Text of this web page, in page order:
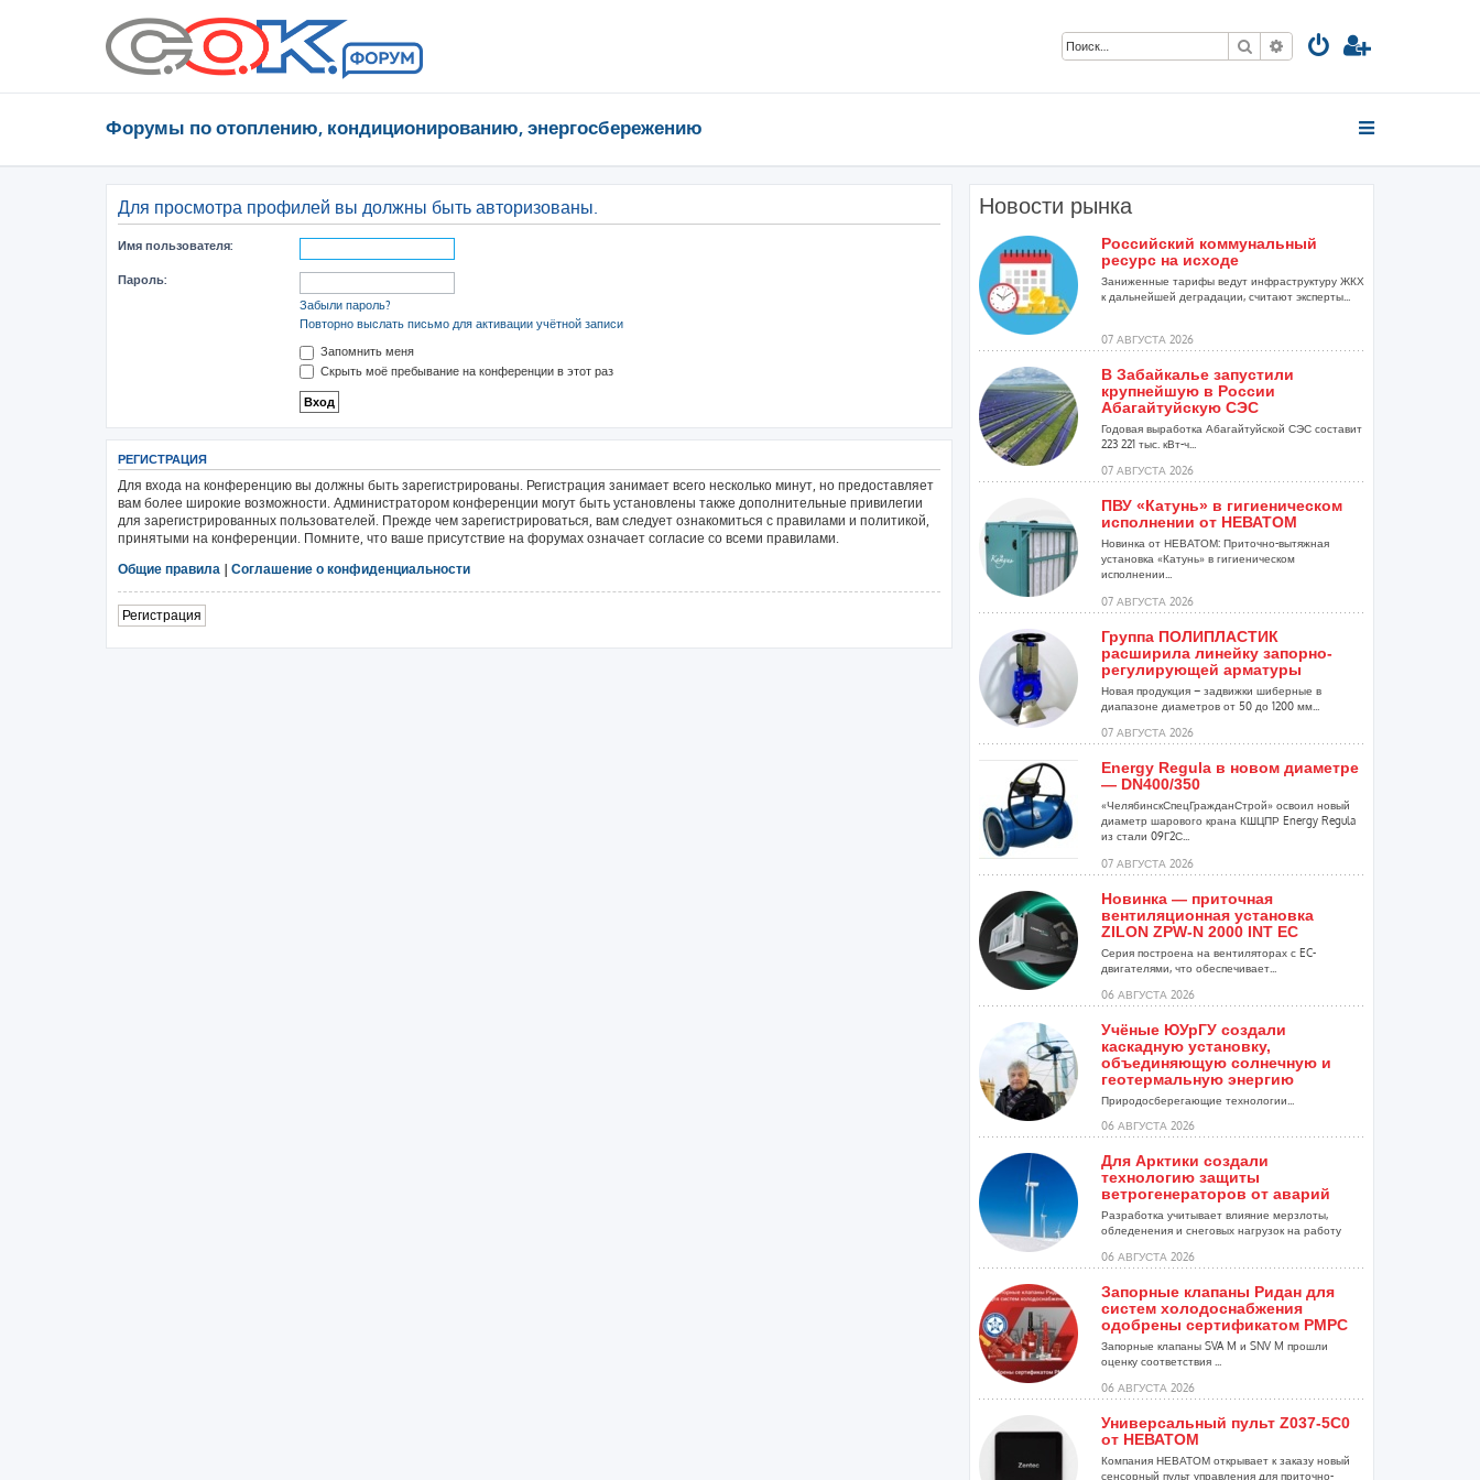
Поиск Расширенный поиск
Форумы по отоплению, кондиционированию, энергосбережению
Для просмотра профилей вы должны быть авторизованы.
Имя пользователя:
Пароль:
Забыли пароль?
Повторно выслать письмо для активации учётной записи
Запомнить меня
Скрыть моё пребывание на конференции в этот раз
РЕГИСТРАЦИЯ
Для входа на конференцию вы должны быть зарегистрированы. Регистрация занимает всего несколько минут, но предоставляет
вам более широкие возможности. Администратором конференции могут быть установлены также дополнительные привилегии
для зарегистрированных пользователей. Прежде чем зарегистрироваться, вам следует ознакомиться с правилами и политикой,
принятыми на конференции. Помните, что ваше присутствие на форумах означает согласие со всеми правилами.
Общие правила | Соглашение о конфиденциальности
Регистрация
Новости рынка
Российский коммунальный
ресурс на исходе
Заниженные тарифы ведут инфраструктуру ЖКХ
к дальнейшей деградации, считают эксперты...
07 АВГУСТА 2026
В Забайкалье запустили
крупнейшую в России
Абагайтуйскую СЭС
Годовая выработка Абагайтуйской СЭС составит
223 221 тыс. кВт-ч...
07 АВГУСТА 2026
ПВУ «Катунь» в гигиеническом
исполнении от НЕВАТОМ
Новинка от НЕВАТОМ: Приточно-вытяжная
установка «Катунь» в гигиеническом
исполнении...
07 АВГУСТА 2026
Группа ПОЛИПЛАСТИК
расширила линейку запорно-
регулирующей арматуры
Новая продукция – задвижки шиберные в
диапазоне диаметров от 50 до 1200 мм...
07 АВГУСТА 2026
Energy Regula в новом диаметре
— DN400/350
«ЧелябинскСпецГражданСтрой» освоил новый
диаметр шарового крана КШЦПР Energy Regula
из стали 09Г2С...
07 АВГУСТА 2026
Новинка — приточная
вентиляционная установка
ZILON ZPW-N 2000 INT EC
Серия построена на вентиляторах с EC-
двигателями, что обеспечивает...
06 АВГУСТА 2026
Учёные ЮУрГУ создали
каскадную установку,
объединяющую солнечную и
геотермальную энергию
Природосберегающие технологии...
06 АВГУСТА 2026
Для Арктики создали
технологию защиты
ветрогенераторов от аварий
Разработка учитывает влияние мерзлоты,
обледенения и снеговых нагрузок на работу
06 АВГУСТА 2026
Запорные клапаны Ридан для
систем холодоснабжения
одобрены сертификатом РМРС
Запорные клапаны SVA M и SNV M прошли
оценку соответствия ...
06 АВГУСТА 2026
Универсальный пульт Z037-5C0
от НЕВАТОМ
Компания НЕВАТОМ открывает к заказу новый
сенсорный пульт управления для приточно-